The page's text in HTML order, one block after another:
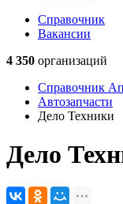
Справочник
Вакансии
4 350 организаций
Справочник
Автозапчасти
Дело Техники
Дело